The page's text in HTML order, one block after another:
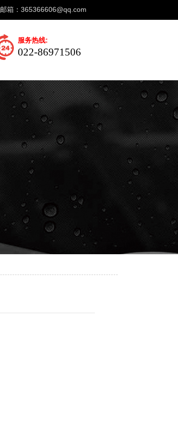
邮箱： 365366606@qq.com
服务热线:
022-86971506